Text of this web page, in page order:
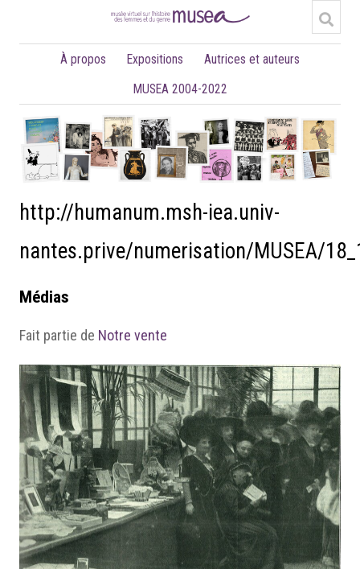
À propos Expositions
Autrices et auteurs
MUSEA 2004-2022
http://humanum.msh-iea.univ-
nantes.prive/numerisation/MUSEA/
Médias
Fait partie de Notre vente